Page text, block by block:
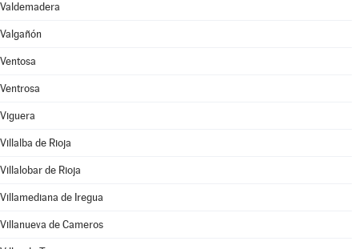
Valdemadera
Valgañón
Ventosa
Ventrosa
Viguera
Villalba de Rioja
Villalobar de Rioja
Villamediana de Iregua
Villanueva de Cameros